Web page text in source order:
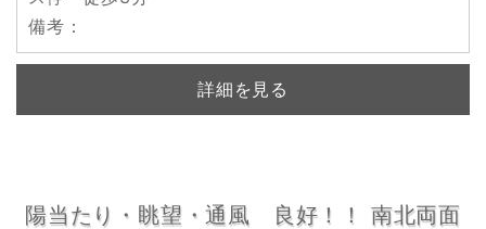
備考 ：
詳細を見る
陽当たり・眺望・通風 良好！！ 南北両面